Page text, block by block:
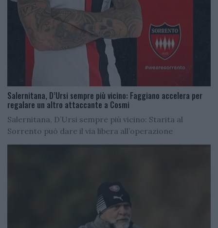
Salernitana, D’Ursi sempre più vicino: Faggiano accelera per
regalare un altro attaccante a Cosmi
Salernitana, D’Ursi sempre più vicino: Starita al
Sorrento può dare il via libera all’operazione